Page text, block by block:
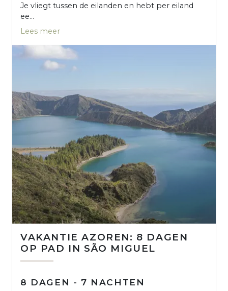
Je vliegt tussen de eilanden en hebt per eiland
ee...
Lees meer
VAKANTIE AZOREN: 8 DAGEN
OP PAD IN SÃO MIGUEL
8 DAGEN - 7 NACHTEN